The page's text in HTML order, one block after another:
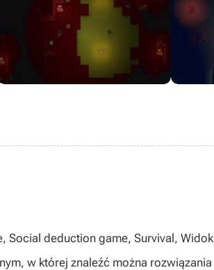
Social deduction game, Survival, Widok
w której znaleźć można rozwiązania